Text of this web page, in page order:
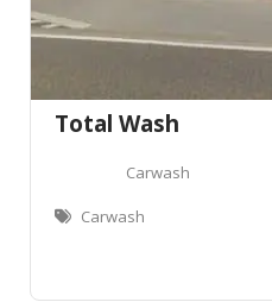
Total Wash
Carwash
Carwash